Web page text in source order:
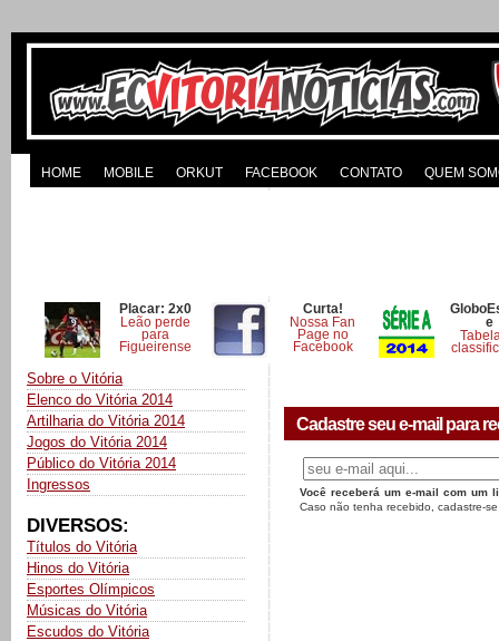
HOME MOBILE ORKUT FACEBOOK CONTATO QUEM
Placar: 2x0
Leão perde
para
Figueirense
Curta!
Nossa Fan
Page no
Facebook
e
Sobre o Vitória
Elenco do Vitória 2014
Artilharia do Vitória 2014
Jogos do Vitória 2014
Público do Vitória 2014
Ingressos
DIVERSOS:
Títulos do Vitória
Hinos do Vitória
Esportes Olímpicos
Músicas do Vitória
Escudos do Vitória
Cadastre seu e-mail para
Você receberá um e-mail com um
Caso não tenha recebido, cadastre-